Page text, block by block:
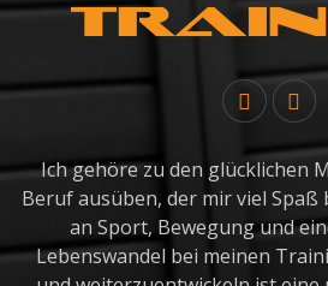
Ich gehöre zu den glücklichen
Beruf ausüben, der mir viel Spaß
an Sport, Bewegung und
Lebenswandel bei meinen